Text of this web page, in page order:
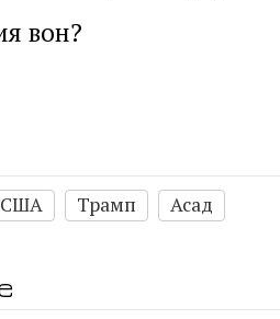
вон?
США Трамп Асад